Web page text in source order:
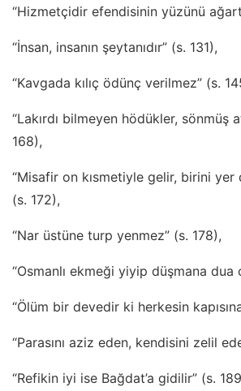
“Hizmetçidir efendisinin yüzünü
“İnsan, insanın şeytanıdır” (s. 131),
“Kavgada kılıç ödünç verilmez” (s.
“Lakırdı bilmeyen hödükler, sönmüş
168),
“Misafir on kısmetiyle gelir, birini yer
(s. 172),
“Nar üstüne turp yenmez” (s. 178),
“Osmanlı ekmeği yiyip düşmana dua
“Ölüm bir devedir ki herkesin
“Parasını aziz eden, kendisini zelil
“Refikin iyi ise Bağdat’a gidilir” (s.